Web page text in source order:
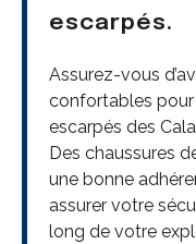
escarpés.
Assurez-vous
confortables pour
escarpés des
Des chaussures
une bonne
assurer votre
long de votre